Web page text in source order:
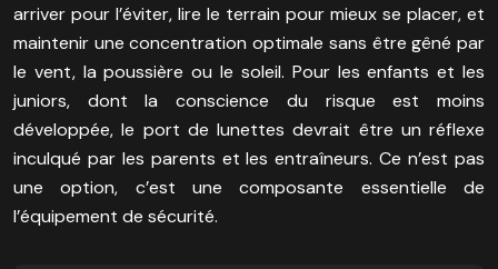
arriver pour l’éviter, lire le terrain pour mieux se placer, et
maintenir une concentration optimale sans être gêné par
le vent, la poussière ou le soleil. Pour les enfants et les
juniors, dont la conscience du risque est moins
développée, le port de lunettes devrait être un réflexe
inculqué par les parents et les entraîneurs. Ce n’est pas
une option, c’est une composante essentielle de
l’équipement de sécurité.